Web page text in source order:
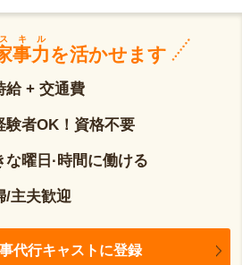
事力
スキル
を活かせます
給 + 交通費
験者OK！資格不要
な曜日·時間に働ける
/主夫歓迎
代行キャストに登録